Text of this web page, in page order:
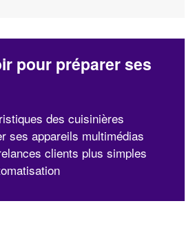
pour préparer ses
des cuisinières
ses appareils multimédias
clients plus simples